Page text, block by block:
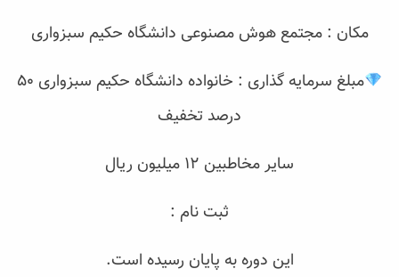
مکان : مجتمع هوش مصنوعی دانشگاه حکیم سبزواری
مبلغ سرمایه گذاری : خانواده دانشگاه حکیم سبزواری ۵۰
درصد تخفیف
سایر مخاطبین ۱۲ میلیون ریال
ثبت نام :
این دوره به پایان رسیده است.